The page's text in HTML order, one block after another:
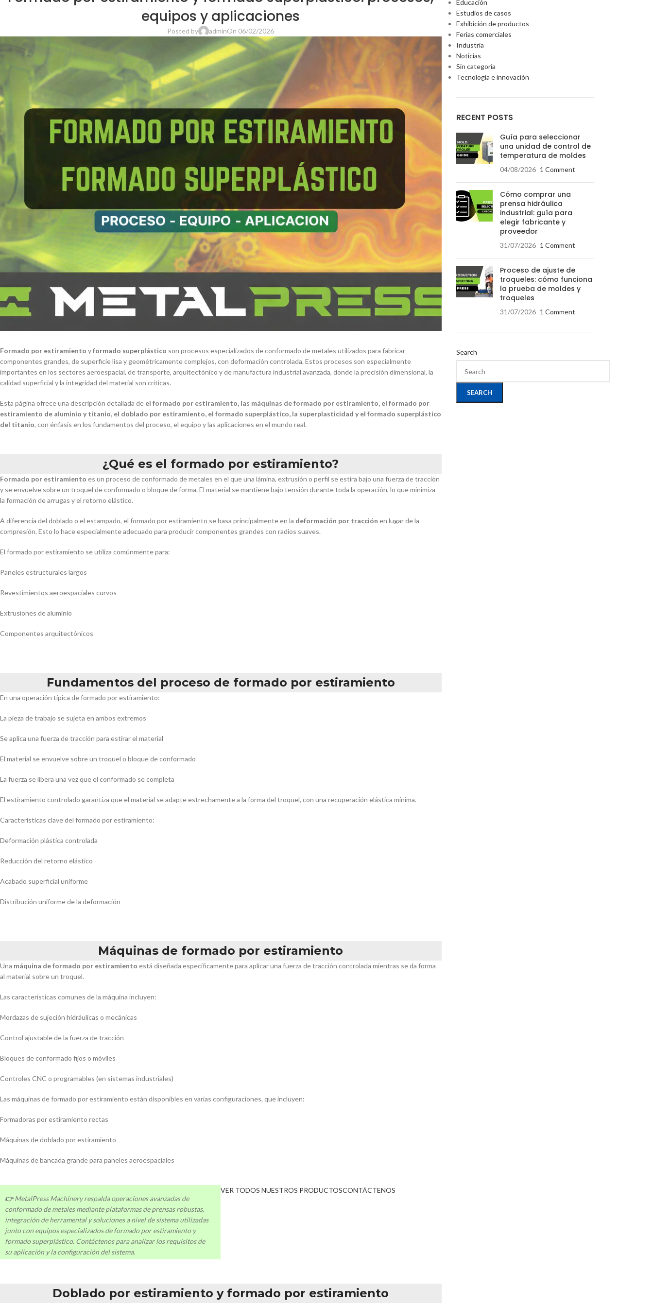
equipos y aplicaciones
Posted by adminOn 06/02/2026
Formado por estiramiento yformado superplástico son procesos especializados de conformado de metales utilizados para fabricar
componentes grandes, de superficie lisa y geométricamente complejos, con deformación controlada. Estos procesos son especialmente
importantes en los sectores aeroespacial, de transporte, arquitectónico y de manufactura industrial avanzada, donde la precisión dimensional, la
calidad superficial y la integridad del material son críticas.
Esta página ofrece una descripción detallada de el formado por estiramiento, las máquinas de formado por estiramiento, el formado por
estiramiento de aluminio y titanio, el doblado por estiramiento, el formado superplástico, la superplasticidad y el formado superplástico
del titanio, con énfasis en los fundamentos del proceso, el equipo y las aplicaciones en el mundo real.
¿Qué es el formado por estiramiento?
Formado por estiramiento es un proceso de conformado de metales en el que una lámina, extrusión o perfil se estira bajo una fuerza de tracción
y se envuelve sobre un troquel de conformado o bloque de forma. El material se mantiene bajo tensión durante toda la operación, lo que minimiza
la formación de arrugas y el retorno elástico.
A diferencia del doblado o el estampado, el formado por estiramiento se basa principalmente en la deformación por tracción en lugar de la
compresión. Esto lo hace especialmente adecuado para producir componentes grandes con radios suaves.
El formado por estiramiento se utiliza comúnmente para:
Paneles estructurales largos
Revestimientos aeroespaciales curvos
Extrusiones de aluminio
Componentes arquitectónicos
Fundamentos del proceso de formado por estiramiento
En una operación típica de formado por estiramiento:
La pieza de trabajo se sujeta en ambos extremos
Se aplica una fuerza de tracción para estirar el material
El material se envuelve sobre un troquel o bloque de conformado
La fuerza se libera una vez que el conformado se completa
El estiramiento controlado garantiza que el material se adapte estrechamente a la forma del troquel, con una recuperación elástica mínima.
Características clave del formado por estiramiento:
Deformación plástica controlada
Reducción del retorno elástico
Acabado superficial uniforme
Distribución uniforme de la deformación
Máquinas de formado por estiramiento
Una máquina de formado por estiramiento está diseñada específicamente para aplicar una fuerza de tracción controlada mientras se da forma
al material sobre un troquel.
Las características comunes de la máquina incluyen:
Mordazas de sujeción hidráulicas o mecánicas
Control ajustable de la fuerza de tracción
Bloques de conformado fijos o móviles
Controles CNC o programables (en sistemas industriales)
Las máquinas de formado por estiramiento están disponibles en varias configuraciones, que incluyen:
Formadoras por estiramiento rectas
Máquinas de doblado por estiramiento
Máquinas de bancada grande para paneles aeroespaciales
👉MetalPress Machinery respalda operaciones avanzadas de
conformado de metales mediante plataformas de prensas robustas,
integración de herramental y soluciones a nivel de sistema utilizadas
junto con equipos especializados de formado por estiramiento y
formado superplástico. Contáctenos para analizar los requisitos de
su aplicación y la configuración del sistema.
VER TODOS NUESTROS PRODUCTOSCONTÁCTENOS
Doblado por estiramiento y formado por estiramiento
Educación
Estudios de casos
Exhibición de productos
Ferias comerciales
Industria
Noticias
Sin categoría
Tecnología e innovación
RECENT POSTS
Guía para seleccionar
una unidad de control de
temperatura de moldes
04/08/2026 1 Comment
Cómo comprar una
prensa hidráulica
industrial: guía para
elegir fabricante y
proveedor
31/07/2026 1 Comment
Proceso de ajuste de
troqueles: cómo funciona
la prueba de moldes y
troqueles
31/07/2026 1 Comment
Search
SEARCH